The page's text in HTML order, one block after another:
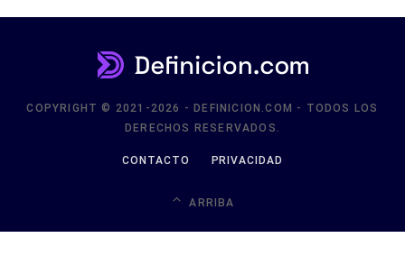
DERECHOS RESERVADOS.
CONTACTO PRIVACIDAD